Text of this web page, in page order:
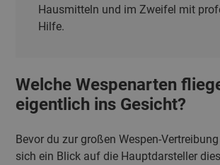
Hausmitteln und im Zweifel mit
Hilfe.
Welche Wespenarten
eigentlich ins Gesicht?
Bevor du zur großen Wespen-
sich ein Blick auf die Hauptdarsteller